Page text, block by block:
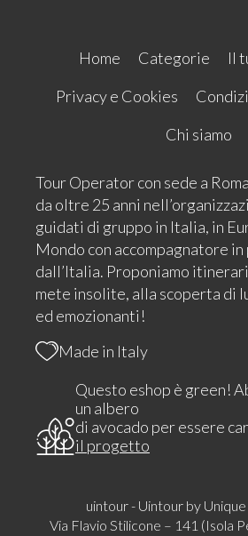
Home Categorie
Il
Privacy e Cookies
Chi siamo
Tour Operator con sede a
da oltre 25 anni
guidati di gruppo in Italia, in
Mondo con accompagnatore
dall’Italia. Proponiamo
mete insolite, alla scoperta di
ed emozionanti!
Made in Italy
Questo eshop è green!
un albero
di avocado per essere
il progetto
uintour - Uintour by Unique
Via Flavio Stilicone – 141 (Isola